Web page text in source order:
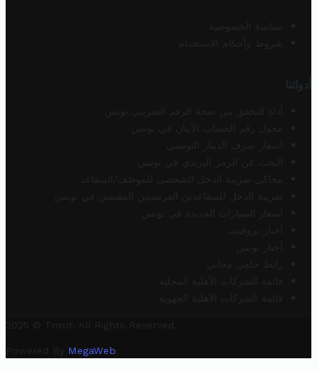
سياسة الخصوصية
شروط وأحكام الاستخدام
أدواتنا
أداة التحقق من صحة الرقم الضريبي تونس
محول رقم الحساب الآيبان في تونس
أسعار صرف الدينار التونسي
البحث عن الرمز البريدي في تونس
محاكي ضريبة الدخل الشخصي للموظف/المتقاعد
ضريبة الدخل للمتقاعدين الفرنسيين المقيمين في تونس
أسعار السيارات الجديدة في تونس
أخبار تروفيت
أخبار تونس
رابط خلفي مجاني
قائمة الشركات الأهلية المحلية
قائمة الشركات الأهلية الجهوية
2025 © Trovit. All Rights Reserved.
Powered By MegaWeb